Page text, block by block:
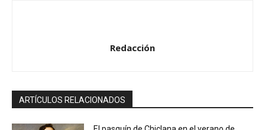
Redacción
ARTÍCULOS RELACIONADOS